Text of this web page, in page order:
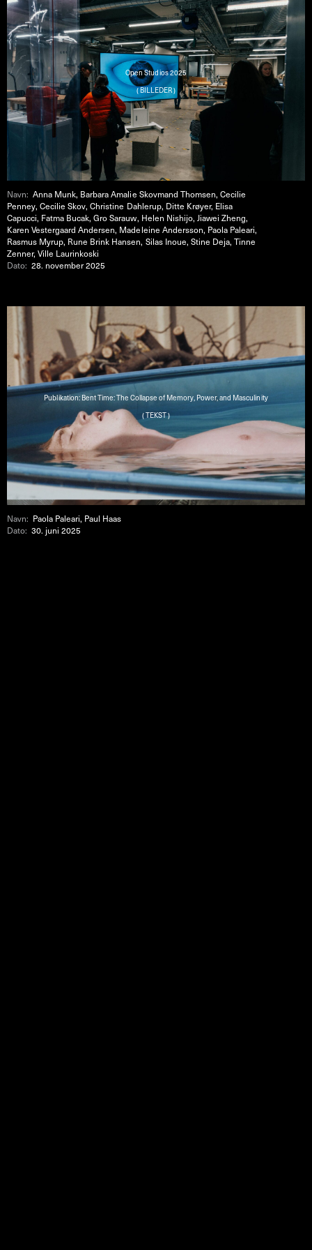
Open Studios 2025
( BILLEDER )
Navn:Anna Munk, Barbara Amalie Skovmand Thomsen, Cecilie
Penney, Cecilie Skov, Christine Dahlerup, Ditte Krøyer, Elisa
Capucci, Fatma Bucak, Gro Sarauw, Helen Nishijo, Jiawei Zheng,
Karen Vestergaard Andersen, Madeleine Andersson, Paola Paleari,
Rasmus Myrup, Rune Brink Hansen, Silas Inoue, Stine Deja, Tinne
Zenner, Ville Laurinkoski
Dato:28. november 2025
Publikation: Bent Time: The Collapse of Memory, Power, and Masculinity
( TEKST )
Navn: Paola Paleari, Paul Haas
Dato:30. juni 2025